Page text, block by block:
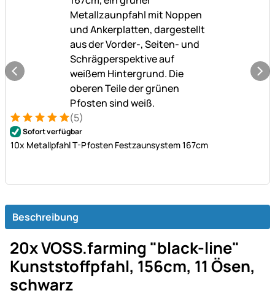
Bewertung: 5 von 5 (5 Bewertungen)
5 Bewertungen
(5)
Sofort verfügbar
10x Metallpfahl T-Pfosten Festzaunsystem 167cm
Beschreibung
20x VOSS.farming "black-line"
Kunststoffpfahl, 156cm, 11 Ösen,
schwarz